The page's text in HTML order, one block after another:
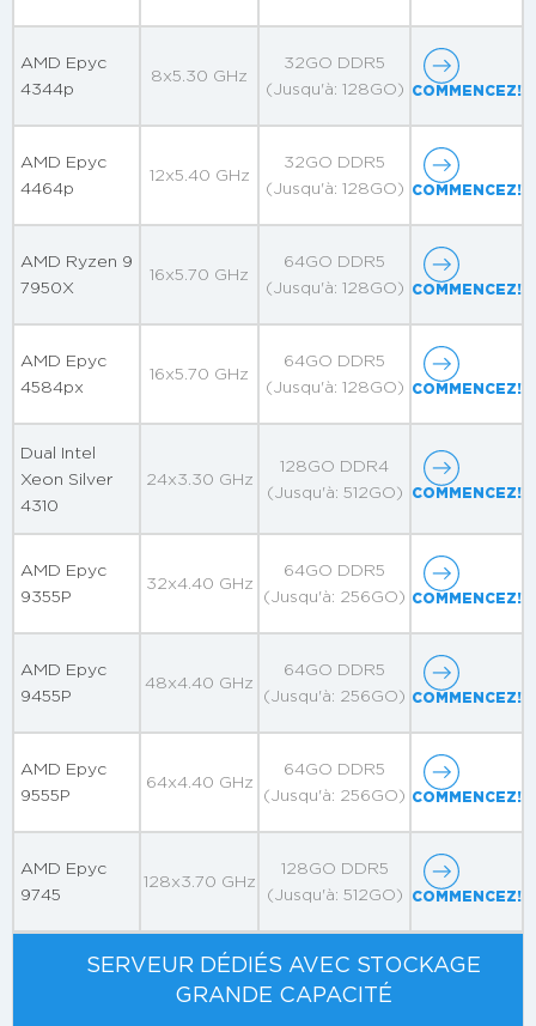
AMD Epyc
4344p
8x5.30 GHz
32GO DDR5
(Jusqu'à: 128GO)
COMMENCEZ!
AMD Epyc
4464p
12x5.40 GHz
32GO DDR5
(Jusqu'à: 128GO)
COMMENCEZ!
AMD Ryzen 9
7950X
16x5.70 GHz
64GO DDR5
(Jusqu'à: 128GO)
COMMENCEZ!
AMD Epyc
4584px
16x5.70 GHz
64GO DDR5
(Jusqu'à: 128GO)
COMMENCEZ!
Dual Intel
Xeon Silver
4310
24x3.30 GHz
128GO DDR4
(Jusqu'à: 512GO)
COMMENCEZ!
AMD Epyc
9355P
32x4.40 GHz
64GO DDR5
(Jusqu'à: 256GO) COMMENCEZ!
AMD Epyc
9455P
48x4.40 GHz
64GO DDR5
(Jusqu'à: 256GO) COMMENCEZ!
AMD Epyc
9555P
64x4.40 GHz
64GO DDR5
(Jusqu'à: 256GO) COMMENCEZ!
AMD Epyc
9745
128x3.70 GHz
128GO DDR5
(Jusqu'à: 512GO)
COMMENCEZ!
SERVEUR DÉDIÉS AVEC STOCKAGE
GRANDE CAPACITÉ